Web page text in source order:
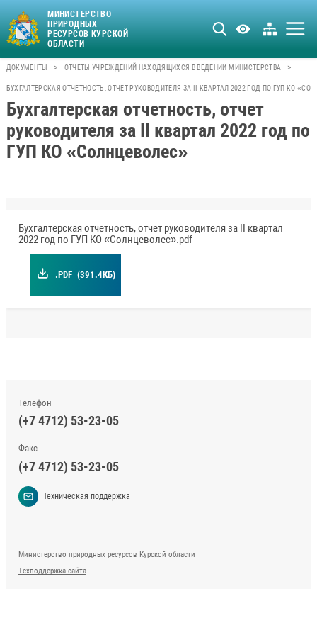
МИНИСТЕРСТВО
ПРИРОДНЫХ
РЕСУРСОВ КУРСКОЙ
ОБЛАСТИ
ДОКУМЕНТЫ > ОТЧЕТЫ УЧРЕЖДЕНИЙ НАХОДЯЩИХСЯ В ВЕДЕНИИ МИНИСТЕРСТВА >
БУХГАЛТЕРСКАЯ ОТЧЕТНОСТЬ, ОТЧЕТ РУКОВОДИТЕЛЯ ЗА II КВАРТАЛ 2022 ГОД ПО ГУП КО
Бухгалтерская отчетность, отчет
руководителя за II квартал 2022 год по
ГУП КО «Солнцеволес»
Бухгалтерская отчетность, отчет руководителя за II квартал
2022 год по ГУП КО «Солнцеволес».pdf
.PDF (391.4КБ)
Телефон
(+7 4712) 53-23-05
Факс
(+7 4712) 53-23-05
Техническая поддержка
Министерство природных ресурсов Курской области
Техподдержка сайта